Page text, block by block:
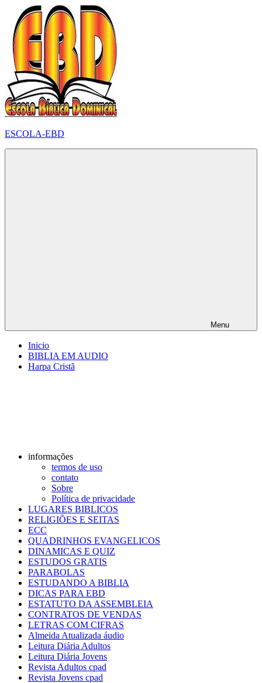
para
conteúdo
ESCOLA-EBD
Menu
Inicio
BIBLIA EM AUDIO
Harpa Cristã
informações
termos de uso
contato
Sobre
Política de privacidade
LUGARES BIBLICOS
RELIGIÕES E SEITAS
ECC
QUADRINHOS EVANGELICOS
DINAMICAS E QUIZ
ESTUDOS GRATIS
PARABOLAS
ESTUDANDO A BIBLIA
DICAS PARA EBD
ESTATUTO DA ASSEMBLEIA
CONTRATOS DE VENDAS
LETRAS COM CIFRAS
Almeida Atualizada áudio
Leitura Diária Adultos
Leitura Diária Jovens
Revista Adultos cpad
Revista Jovens cpad